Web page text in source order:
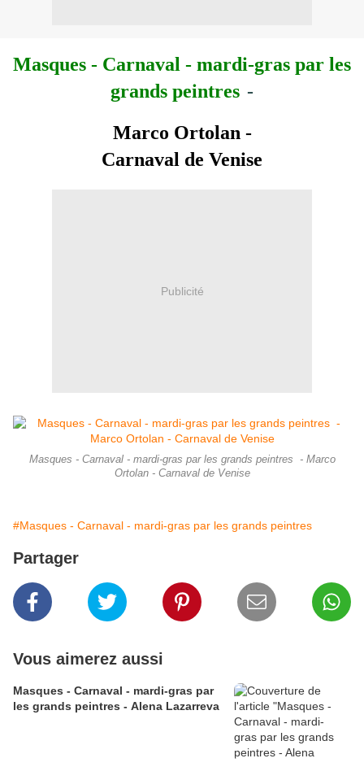
Masques - Carnaval - mardi-gras par les
grands peintres -
Marco Ortolan -
Carnaval de Venise
Publicité
Masques - Carnaval - mardi-gras par les grands peintres - Marco
Ortolan - Carnaval de Venise
#Masques - Carnaval - mardi-gras par les grands peintres
Partager
Vous aimerez aussi
Masques - Carnaval - mardi-gras par
les grands peintres - Alena Lazarreva